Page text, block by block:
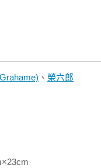
、 榮六郎
17cm×23cm